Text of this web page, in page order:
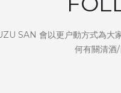
SAN 會以更户動方式為大
何有關清酒/